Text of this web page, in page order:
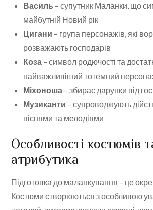
Василь – супутник Маланки, що
майбутній Новий рік
Цигани – група персонажів, які
розважають господарів
Коза – символ родючості та
найважливіший тотемний
Міхоноша – збирає дарунки від
Музиканти – супроводжують
піснями та мелодіями
Особливості костюмів
атрибутика
Підготовка до маланкування – це
Костюми створюються з особливою